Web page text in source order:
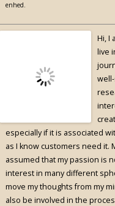
enhed.
Hi, I
live
especially if it is associated
as I know customers need it.
assumed that my passion is
interest in many different
move my thoughts from my
also be involved in the